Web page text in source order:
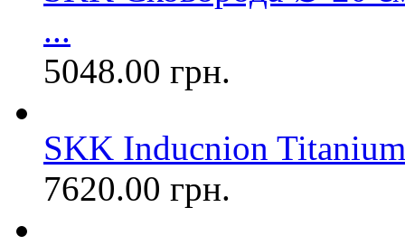
...
5048.00 грн.
SKK Inducnion
7620.00 грн.